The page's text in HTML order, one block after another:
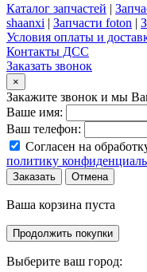
Каталог запчастей |
shaanxi | Запчасти foton |
Условия оплаты и
Контакты ДСС
Заказать звонок
×
Закажите звонок и мы
Ваше имя:
Ваш телефон:
Согласен на
политику
Заказать Отмена
Ваша корзина пуста
Продолжить покупки
Выберите ваш город: